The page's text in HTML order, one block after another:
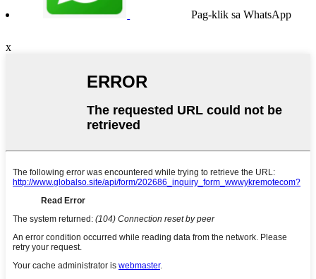
Pag-klik sa WhatsApp
x